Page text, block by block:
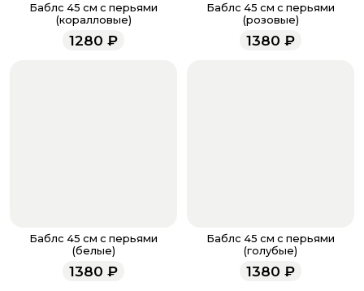
напишите WhatsApp
+7 937 333-66-53. Наши
менеджеры работают ежедневно с 9.00 до 23.00 и
всегда рады проконсультировать вас.
Баблс 45 см с перьями
(коралловые)
1280 ₽
Баблс 45 см с перьями
(розовые)
1380 ₽
Баблс 45 см с перьями
(белые)
1380 ₽
Баблс 45 см с перьями
(голубые)
1380 ₽